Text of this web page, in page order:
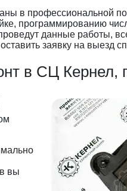
в профессиональной
программированию
данные работы,
заявку на выезд
в СЦ Кернел,
вы